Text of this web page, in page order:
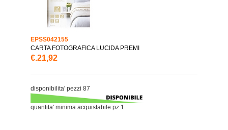
EPSS042155
CARTA FOTOGRAFICA LUCIDA PREMI
€.21,92
disponibilita' pezzi 87
quantita' minima acquistabile pz.1